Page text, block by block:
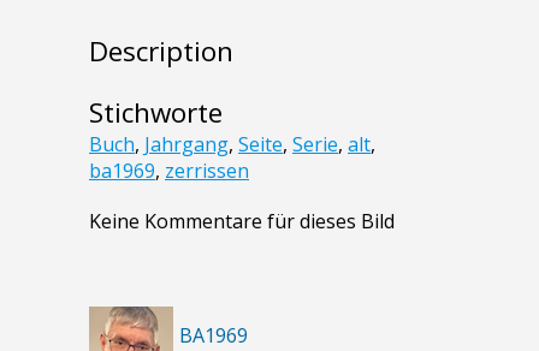
Description
Stichworte
Buch, Jahrgang, Seite, Serie, alt,
ba1969, zerrissen
Keine Kommentare für dieses Bild
BA1969